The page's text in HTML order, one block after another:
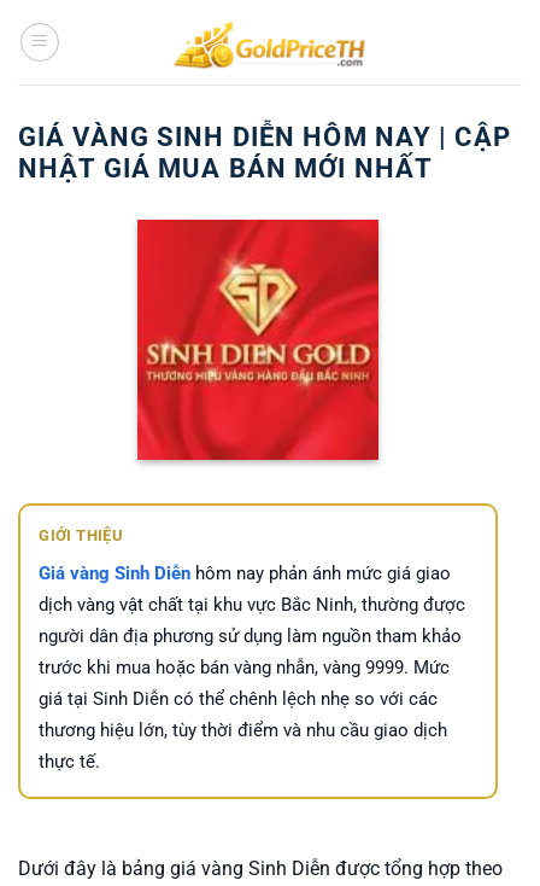
qua
GIÁ VÀNG SINH DIỄN HÔM NAY | CẬP
NHẬT GIÁ MUA BÁN MỚI NHẤT
GIỚI THIỆU
Giá vàng Sinh Diễn hôm nay phản ánh mức giá giao
dịch vàng vật chất tại khu vực Bắc Ninh, thường được
người dân địa phương sử dụng làm nguồn tham khảo
trước khi mua hoặc bán vàng nhẫn, vàng 9999. Mức
giá tại Sinh Diễn có thể chênh lệch nhẹ so với các
thương hiệu lớn, tùy thời điểm và nhu cầu giao dịch
thực tế.
Dưới đây là bảng giá vàng Sinh Diễn được tổng hợp theo